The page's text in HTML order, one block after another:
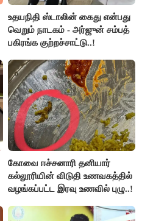
உதயநிதி ஸ்டாலின் கைது என்பது
வெறும் நாடகம் - அர்ஜுன் சம்பத்
பகிரங்க குற்றச்சாட்டு..!
கோவை ஈச்சனாரி தனியார்
கல்லூரியின் விடுதி உணவகத்தில்
வழங்கப்பட்ட இரவு உணவில் புழு..!